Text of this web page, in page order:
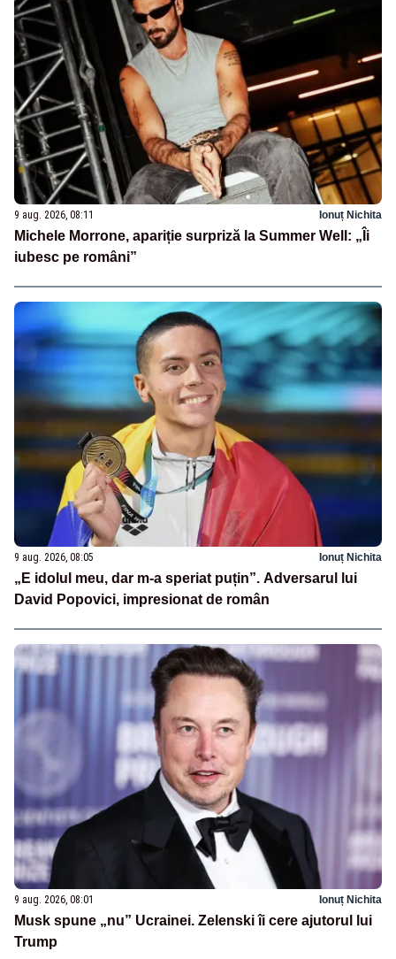
9 aug. 2026, 08:11 Ionuț Nichita
Michele Morrone, apariție surpriză la Summer Well: „Îi
iubesc pe români”
9 aug. 2026, 08:05 Ionuț Nichita
„E idolul meu, dar m-a speriat puțin”. Adversarul lui
David Popovici, impresionat de român
9 aug. 2026, 08:01 Ionuț Nichita
Musk spune „nu” Ucrainei. Zelenski îi cere ajutorul lui
Trump